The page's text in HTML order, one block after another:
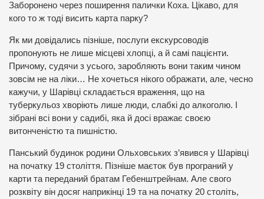
Заборонено через поширення палички Коха. Цікаво, для
кого то ж тоді висить карта парку?
Як ми довідались пізніше, послуги екскурсоводів
пропонують не лише місцеві хлопці, а й самі пацієнти.
Причому, судячи з усього, заробляють вони таким чином
зовсім не на ліки… Не хочеться нікого ображати, але, чесно
кажучи, у Шарівці складається враження, що на
туберкульоз хворіють лише люди, слабкі до алкоголю. І
зібрані всі вони у садибі, яка й досі вражає своєю
витонченістю та пишністю.
Панський будинок родини Ольховських з’явився у Шарівці
на початку 19 століття. Пізніше маєток був програний у
карти та переданий братам Гебенштрейнам. Але свого
розквіту він досяг наприкінці 19 та на початку 20 століть,